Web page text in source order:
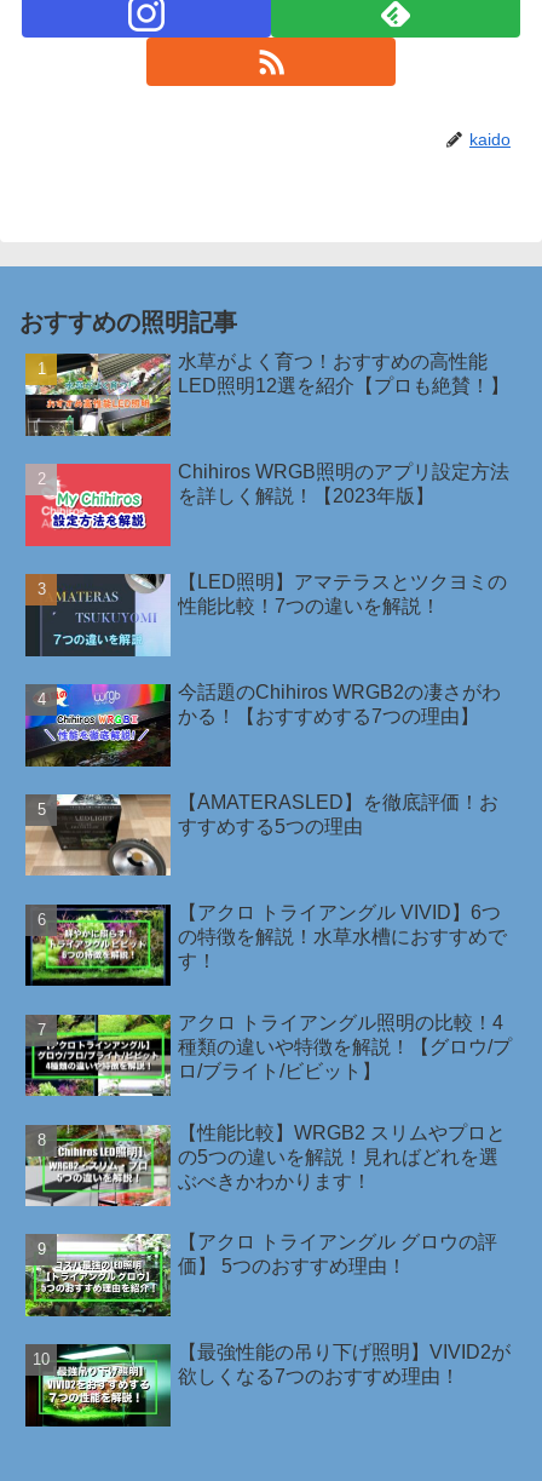
kaido
おすすめの照明記事
水草がよく育つ！おすすめの高性能
LED照明12選を紹介【プロも絶賛！】
Chihiros WRGB照明のアプリ設定方法
を詳しく解説！【2023年版】
【LED照明】アマテラスとツクヨミの
性能比較！7つの違いを解説！
今話題のChihiros WRGB2の凄さがわ
かる！【おすすめする7つの理由】
【AMATERASLED】を徹底評価！お
すすめする5つの理由
【アクロ トライアングル VIVID】6つ
の特徴を解説！水草水槽におすすめで
す！
アクロ トライアングル照明の比較！4
種類の違いや特徴を解説！【グロウ/プ
ロ/ブライト/ビビット】
【性能比較】WRGB2 スリムやプロと
の5つの違いを解説！見ればどれを選
ぶべきかわかります！
【アクロ トライアングル グロウの評
価】 5つのおすすめ理由！
【最強性能の吊り下げ照明】VIVID2が
欲しくなる7つのおすすめ理由！